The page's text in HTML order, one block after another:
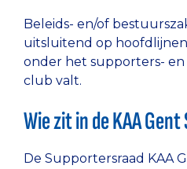
Beleids- en/of
uitsluitend op
onder het supporters-
club valt.
Wie zit in de KAA
De Supportersraad KAA